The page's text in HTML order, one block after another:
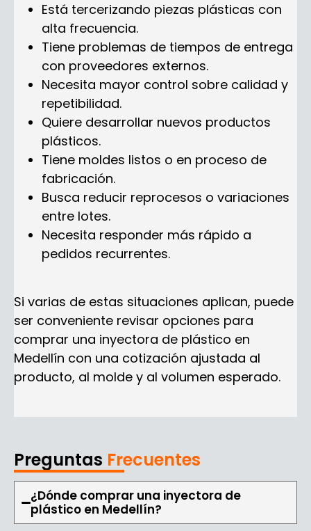
Está tercerizando piezas plásticas con
alta frecuencia.
Tiene problemas de tiempos de entrega
con proveedores externos.
Necesita mayor control sobre calidad y
repetibilidad.
Quiere desarrollar nuevos productos
plásticos.
Tiene moldes listos o en proceso de
fabricación.
Busca reducir reprocesos o variaciones
entre lotes.
Necesita responder más rápido a
pedidos recurrentes.
Si varias de estas situaciones aplican, puede
ser conveniente revisar opciones para
comprar una inyectora de plástico en
Medellín con una cotización ajustada al
producto, al molde y al volumen esperado.
Preguntas Frecuentes
¿Dónde comprar una inyectora de
plástico en Medellín?